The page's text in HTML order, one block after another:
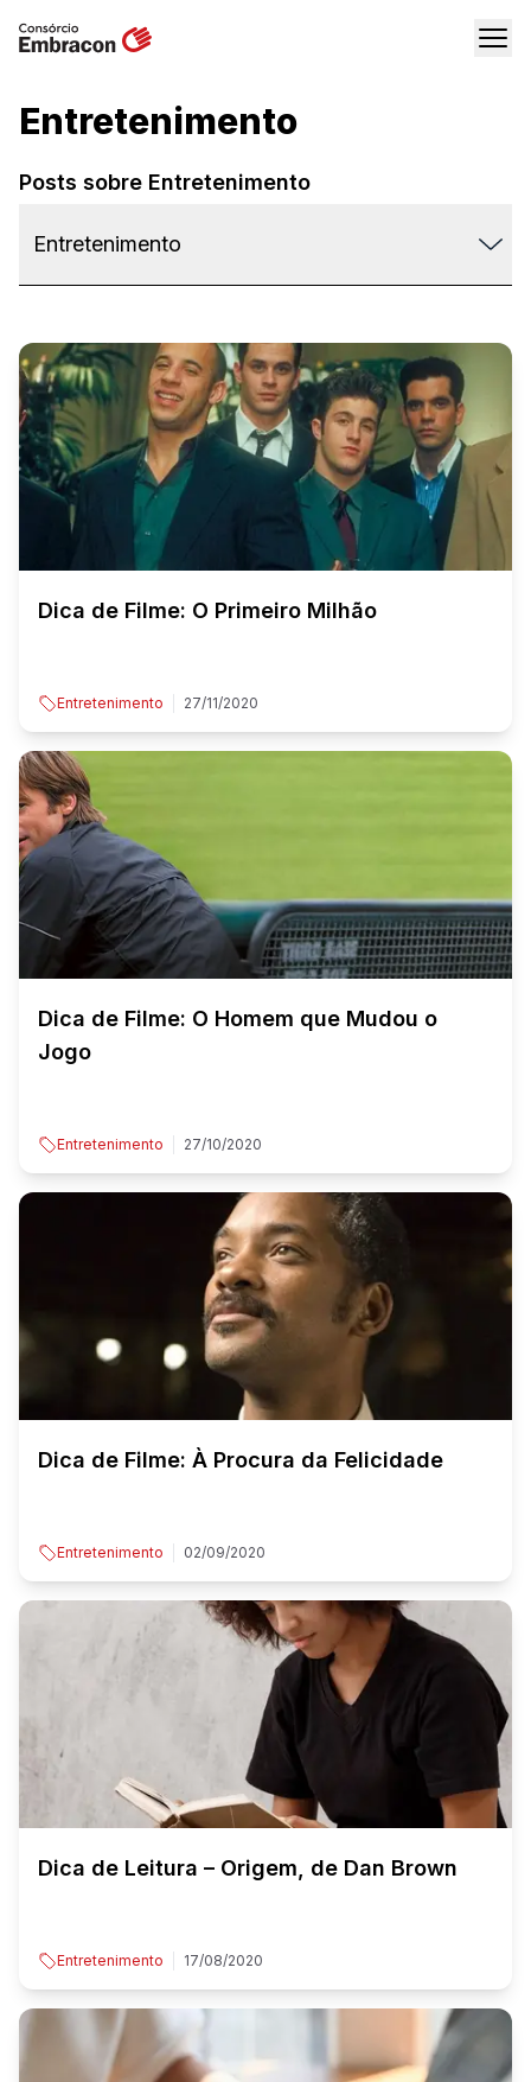
Entretenimento
Posts sobre Entretenimento
Entretenimento
Dica de Filme: O Primeiro Milhão
Entretenimento 27/11/2020
Dica de Filme: O Homem que Mudou o
Jogo
Entretenimento 27/10/2020
Dica de Filme: À Procura da Felicidade
Entretenimento 02/09/2020
Dica de Leitura – Origem, de Dan Brown
Entretenimento 17/08/2020